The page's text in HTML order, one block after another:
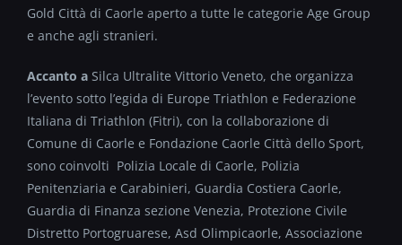
Gold Città di Caorle aperto a tutte le categorie Age Group
e anche agli stranieri.
Accanto a Silca Ultralite Vittorio Veneto, che organizza
l’evento sotto l’egida di Europe Triathlon e Federazione
Italiana di Triathlon (Fitri), con la collaborazione di
Comune di Caorle e Fondazione Caorle Città dello Sport,
sono coinvolti Polizia Locale di Caorle, Polizia
Penitenziaria e Carabinieri, Guardia Costiera Caorle,
Guardia di Finanza sezione Venezia, Protezione Civile
Distretto Portogruarese, Asd Olimpicaorle, Associazione